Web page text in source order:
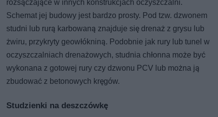
rozsączające w innych konstrukcjach oczyszczalni.
Schemat jej budowy jest bardzo prosty. Pod tzw. dzwonem
studni lub rurą karbowaną znajduje się drenaż z grysu lub
żwiru, przykryty geowłókniną. Podobnie jak rury lub tunel w
oczyszczalniach drenażowych, studnia chłonna może być
wykonana z gotowej rury czy dzwonu PCV lub można ją
zbudować z betonowych kręgów.
Studzienki na deszczówkę